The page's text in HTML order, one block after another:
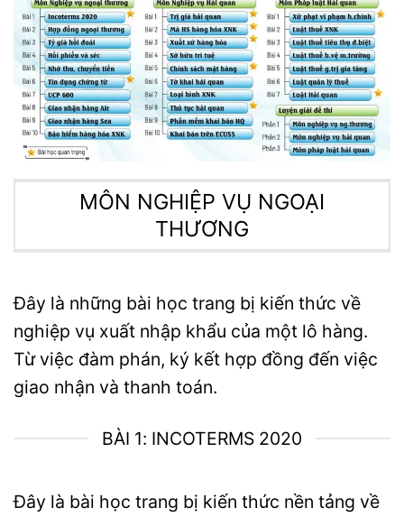
MÔN NGHIỆP VỤ NGOẠI
THƯƠNG
Đây là những bài học trang bị kiến thức về
nghiệp vụ xuất nhập khẩu của một lô hàng.
Từ việc đàm phán, ký kết hợp đồng đến việc
giao nhận và thanh toán.
BÀI 1: INCOTERMS 2020
Đây là bài học trang bị kiến thức nền tảng về